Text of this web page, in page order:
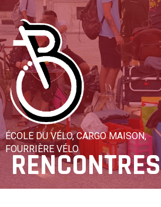
Skip
to
content
ÉCOLE DU VÉLO, CARGO MAISON,
FOURRIÈRE VÉLO
RENCONTRES